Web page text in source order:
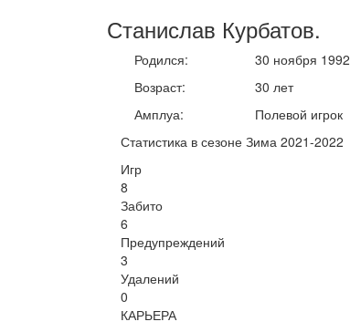
Станислав Курбатов.
Родился:
Возраст:
Амплуа:
30 ноября 1992
30 лет
Полевой игрок
Статистика в сезоне Зима 2021-2022
Игр
8
Забито
6
Предупреждений
3
Удалений
0
КАРЬЕРА